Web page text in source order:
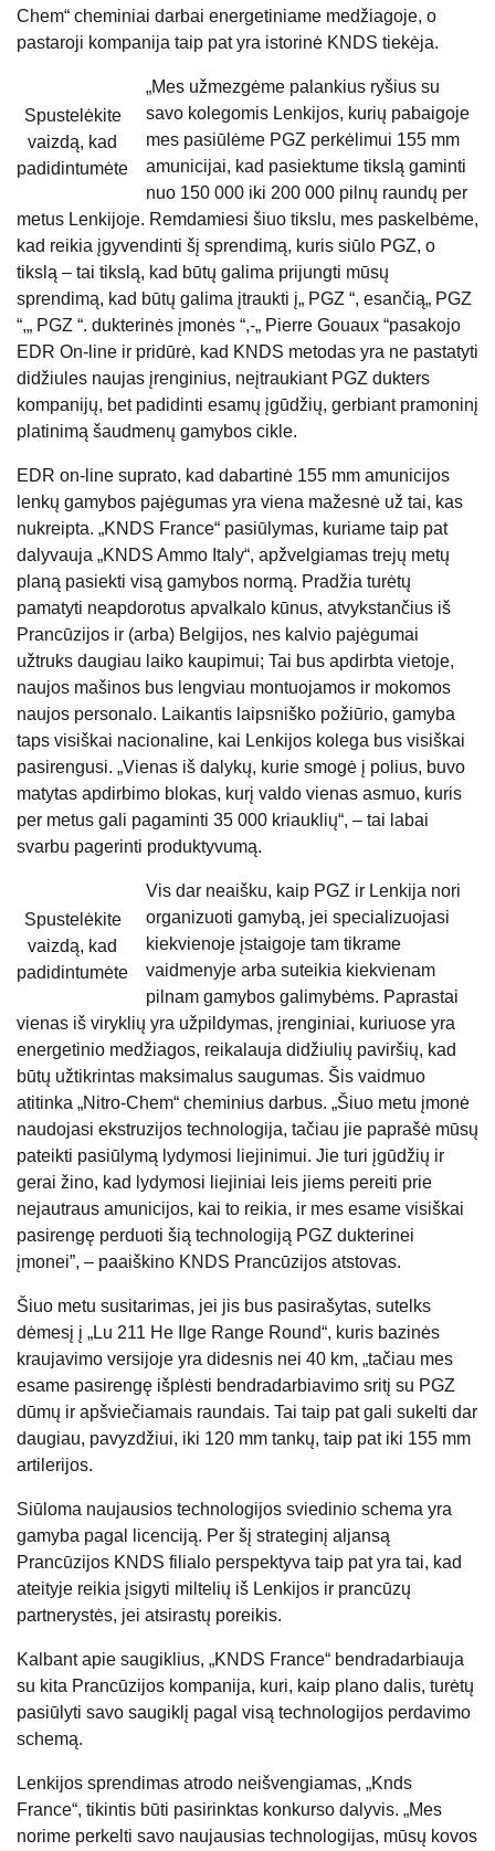
Chem“ cheminiai darbai energetiniame medžiagoje, o
pastaroji kompanija taip pat yra istorinė KNDS tiekėja.
Spustelėkite
vaizdą, kad
padidintumėte
„Mes užmezgėme palankius ryšius su
savo kolegomis Lenkijos, kurių pabaigoje
mes pasiūlėme PGZ perkėlimui 155 mm
amunicijai, kad pasiektume tikslą gaminti
nuo 150 000 iki 200 000 pilnų raundų per
metus Lenkijoje. Remdamiesi šiuo tikslu, mes paskelbėme,
kad reikia įgyvendinti šį sprendimą, kuris siūlo PGZ, o
tikslą – tai tikslą, kad būtų galima prijungti mūsų
sprendimą, kad būtų galima įtraukti į„ PGZ “, esančią„ PGZ
“,„ PGZ “. dukterinės įmonės “,-„ Pierre Gouaux “pasakojo
EDR On-line ir pridūrė, kad KNDS metodas yra ne pastatyti
didžiules naujas įrenginius, neįtraukiant PGZ dukters
kompanijų, bet padidinti esamų įgūdžių, gerbiant pramoninį
platinimą šaudmenų gamybos cikle.
EDR on-line suprato, kad dabartinė 155 mm amunicijos
lenkų gamybos pajėgumas yra viena mažesnė už tai, kas
nukreipta. „KNDS France“ pasiūlymas, kuriame taip pat
dalyvauja „KNDS Ammo Italy“, apžvelgiamas trejų metų
planą pasiekti visą gamybos normą. Pradžia turėtų
pamatyti neapdorotus apvalkalo kūnus, atvykstančius iš
Prancūzijos ir (arba) Belgijos, nes kalvio pajėgumai
užtruks daugiau laiko kaupimui; Tai bus apdirbta vietoje,
naujos mašinos bus lengviau montuojamos ir mokomos
naujos personalo. Laikantis laipsniško požiūrio, gamyba
taps visiškai nacionaline, kai Lenkijos kolega bus visiškai
pasirengusi. „Vienas iš dalykų, kurie smogė į polius, buvo
matytas apdirbimo blokas, kurį valdo vienas asmuo, kuris
per metus gali pagaminti 35 000 kriauklių“, – tai labai
svarbu pagerinti produktyvumą.
Spustelėkite
vaizdą, kad
padidintumėte
Vis dar neaišku, kaip PGZ ir Lenkija nori
organizuoti gamybą, jei specializuojasi
kiekvienoje įstaigoje tam tikrame
vaidmenyje arba suteikia kiekvienam
pilnam gamybos galimybėms. Paprastai
vienas iš viryklių yra užpildymas, įrenginiai, kuriuose yra
energetinio medžiagos, reikalauja didžiulių paviršių, kad
būtų užtikrintas maksimalus saugumas. Šis vaidmuo
atitinka „Nitro-Chem“ cheminius darbus. „Šiuo metu įmonė
naudojasi ekstruzijos technologija, tačiau jie paprašė mūsų
pateikti pasiūlymą lydymosi liejinimui. Jie turi įgūdžių ir
gerai žino, kad lydymosi liejiniai leis jiems pereiti prie
nejautraus amunicijos, kai to reikia, ir mes esame visiškai
pasirengę perduoti šią technologiją PGZ dukterinei
įmonei”, – paaiškino KNDS Prancūzijos atstovas.
Šiuo metu susitarimas, jei jis bus pasirašytas, sutelks
dėmesį į „Lu 211 He Ilge Range Round“, kuris bazinės
kraujavimo versijoje yra didesnis nei 40 km, „tačiau mes
esame pasirengę išplėsti bendradarbiavimo sritį su PGZ
dūmų ir apšviečiamais raundais. Tai taip pat gali sukelti dar
daugiau, pavyzdžiui, iki 120 mm tankų, taip pat iki 155 mm
artilerijos.
Siūloma naujausios technologijos sviedinio schema yra
gamyba pagal licenciją. Per šį strateginį aljansą
Prancūzijos KNDS filialo perspektyva taip pat yra tai, kad
ateityje reikia įsigyti miltelių iš Lenkijos ir prancūzų
partnerystės, jei atsirastų poreikis.
Kalbant apie saugiklius, „KNDS France“ bendradarbiauja
su kita Prancūzijos kompanija, kuri, kaip plano dalis, turėtų
pasiūlyti savo saugiklį pagal visą technologijos perdavimo
schemą.
Lenkijos sprendimas atrodo neišvengiamas, „Knds
France“, tikintis būti pasirinktas konkurso dalyvis. „Mes
norime perkelti savo naujausias technologijas, mūsų kovos